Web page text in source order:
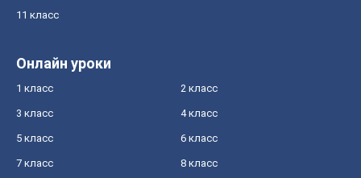
11 класс
Онлайн уроки
1 класс 2 класс
3 класс 4 класс
5 класс 6 класс
7 класс 8 класс